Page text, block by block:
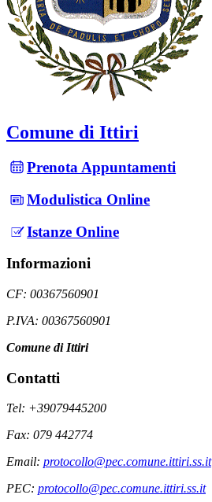
Comune di Ittiri
Prenota Appuntamenti
Modulistica Online
Istanze Online
Informazioni
CF: 00367560901
P.IVA: 00367560901
Comune di Ittiri
Contatti
Tel: +39079445200
Fax: 079 442774
Email: protocollo@pec.comune.ittiri.ss.it
PEC: protocollo@pec.comune.ittiri.ss.it